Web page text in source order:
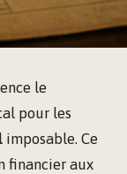
le
pour les
imposable. Ce
financier aux